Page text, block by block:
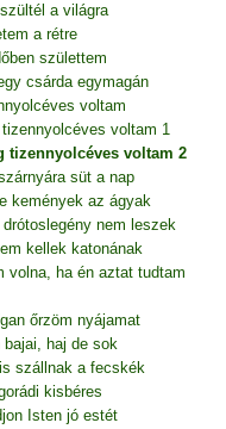
a világra
a rétre
születtem
csárda egymagán
voltam
voltam 1
tizennyolcéves voltam 2
süt a nap
kemények az ágyak
drótoslegény nem leszek
kellek katonának
volna, ha én aztat tudtam
őrzöm nyájamat
haj de sok
szállnak a fecskék
kisbéres
Isten jó estét